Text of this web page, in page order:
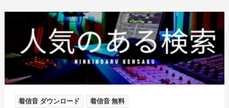
着信音 ダウンロード 着信音 無料